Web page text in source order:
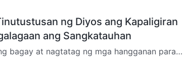
ng Diyos ang Kapaligiran
ang Sangkatauhan
bagay at nagtatag ng mga hangganan para